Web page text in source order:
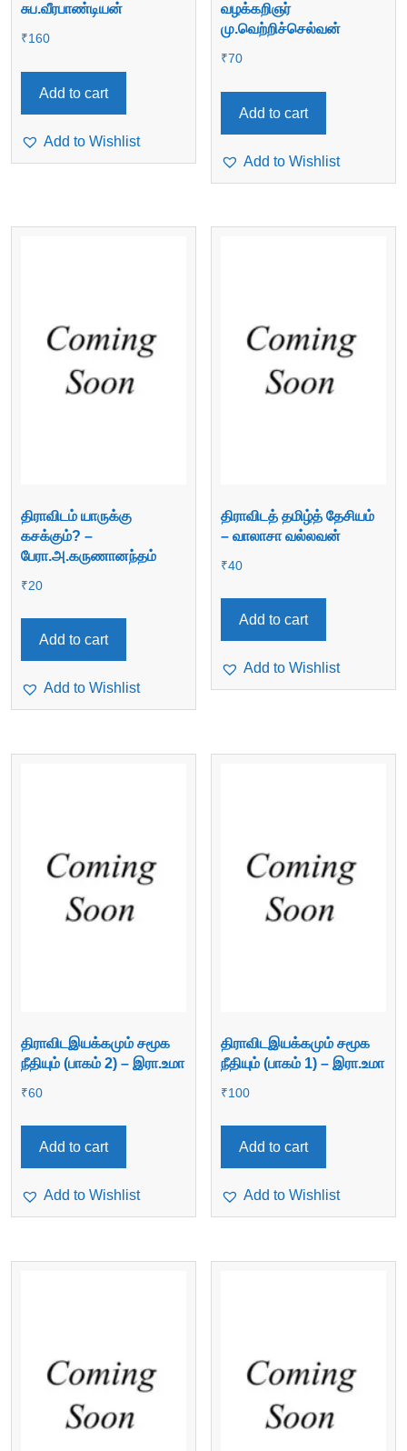
சுப.வீரபாண்டியன்
₹160
Add to cart
Add to Wishlist
வழக்கறிஞர்
மு.வெற்றிச்செல்வன்
₹70
Add to cart
Add to Wishlist
திராவிடம் யாருக்கு
கசக்கும்? –
பேரா.அ.கருணானந்தம்
₹20
Add to cart
Add to Wishlist
திராவிடத் தமிழ்த் தேசியம்
– வாலாசா வல்லவன்
₹40
Add to cart
Add to Wishlist
திராவிடஇயக்கமும் சமூக
நீதியும் (பாகம் 2) – இரா.உமா
₹60
Add to cart
Add to Wishlist
திராவிடஇயக்கமும் சமூக
நீதியும் (பாகம் 1) – இரா.உமா
₹100
Add to cart
Add to Wishlist